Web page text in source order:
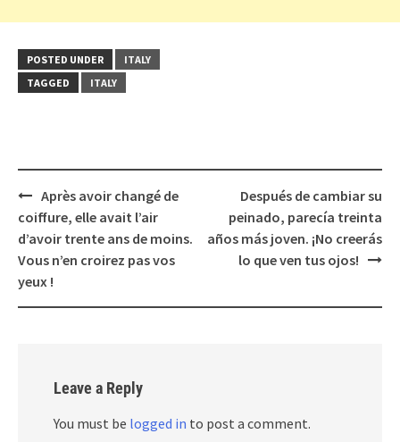
POSTED UNDER
ITALY
TAGGED
ITALY
Post
navigation
Après avoir changé de
coiffure, elle avait l’air
d’avoir trente ans de moins.
Vous n’en croirez pas vos
yeux !
Después de cambiar su
peinado, parecía treinta
años más joven. ¡No creerás
lo que ven tus ojos!
Leave a Reply
You must be logged in to post a comment.